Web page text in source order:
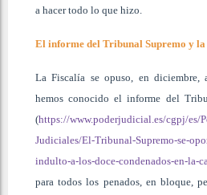
a hacer todo lo que hizo.
El informe del Tribunal Supremo y
La Fiscalía se opuso, en diciembre,
hemos conocido el informe del
(https://www.poderjudicial.es/cgpj/es/
Judiciales/El-Tribunal-Supremo-se-
indulto-a-los-doce-condenados-en-la-
para todos los penados, en bloque,